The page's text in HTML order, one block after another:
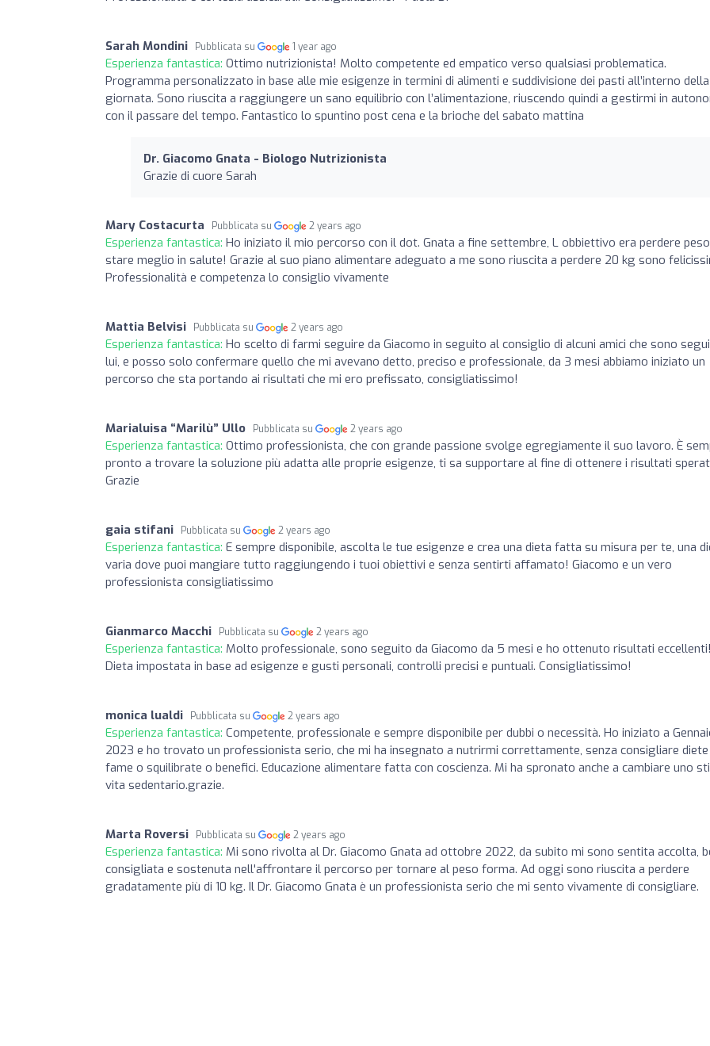
Sarah Mondini Pubblicata su 1 year ago
Esperienza fantastica: Ottimo nutrizionista! Molto competente ed empatico verso qualsiasi problematica.
Programma personalizzato in base alle mie esigenze in termini di alimenti e suddivisione dei pasti all’interno della
giornata. Sono riuscita a raggiungere un sano equilibrio con l’alimentazione, riuscendo quindi a gestirmi in
con il passare del tempo. Fantastico lo spuntino post cena e la brioche del sabato mattina
Dr. Giacomo Gnata - Biologo Nutrizionista
Grazie di cuore Sarah
Mary Costacurta Pubblicata su 2 years ago
Esperienza fantastica: Ho iniziato il mio percorso con il dot. Gnata a fine settembre, L obbiettivo era perdere
stare meglio in salute! Grazie al suo piano alimentare adeguato a me sono riuscita a perdere 20 kg sono
Professionalità e competenza lo consiglio vivamente
Mattia Belvisi Pubblicata su 2 years ago
Esperienza fantastica: Ho scelto di farmi seguire da Giacomo in seguito al consiglio di alcuni amici che sono
lui, e posso solo confermare quello che mi avevano detto, preciso e professionale, da 3 mesi abbiamo iniziato un
percorso che sta portando ai risultati che mi ero prefissato, consigliatissimo!
Marialuisa “Marilù” Ullo Pubblicata su 2 years ago
Esperienza fantastica: Ottimo professionista, che con grande passione svolge egregiamente il suo lavoro. È
pronto a trovare la soluzione più adatta alle proprie esigenze, ti sa supportare al fine di ottenere i risultati
Grazie
gaia stifani Pubblicata su 2 years ago
Esperienza fantastica: E sempre disponibile, ascolta le tue esigenze e crea una dieta fatta su misura per te, una
varia dove puoi mangiare tutto raggiungendo i tuoi obiettivi e senza sentirti affamato! Giacomo e un vero
professionista consigliatissimo
Gianmarco Macchi Pubblicata su 2 years ago
Esperienza fantastica: Molto professionale, sono seguito da Giacomo da 5 mesi e ho ottenuto risultati eccellenti!
Dieta impostata in base ad esigenze e gusti personali, controlli precisi e puntuali. Consigliatissimo!
monica lualdi Pubblicata su 2 years ago
Esperienza fantastica: Competente, professionale e sempre disponibile per dubbi o necessità. Ho iniziato a
2023 e ho trovato un professionista serio, che mi ha insegnato a nutrirmi correttamente, senza consigliare diete
fame o squilibrate o benefici. Educazione alimentare fatta con coscienza. Mi ha spronato anche a cambiare uno
vita sedentario.grazie.
Marta Roversi Pubblicata su 2 years ago
Esperienza fantastica: Mi sono rivolta al Dr. Giacomo Gnata ad ottobre 2022, da subito mi sono sentita accolta,
consigliata e sostenuta nell'affrontare il percorso per tornare al peso forma. Ad oggi sono riuscita a perdere
gradatamente più di 10 kg. Il Dr. Giacomo Gnata è un professionista serio che mi sento vivamente di consigliare.